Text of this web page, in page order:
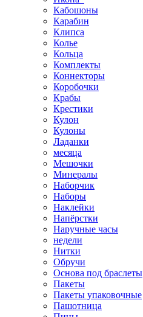
Кабошоны
Карабин
Клипса
Колье
Кольца
Комплекты
Коннекторы
Коробочки
Крабы
Крестики
Кулон
Кулоны
Ладанки
месяца
Мешочки
Минералы
Наборчик
Наборы
Наклейки
Напёрстки
Наручные часы
недели
Нитки
Обручи
Основа под браслеты
Пакеты
Пакеты упаковочные
Пашотница